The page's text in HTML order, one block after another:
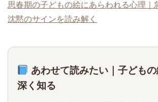
思春期の子どもの絵にあらわれる心理｜
沈黙のサインを読み解く
あわせて読みたい｜子ども
深く知る